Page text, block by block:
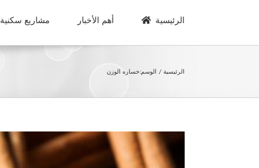
الرئيسية أهم الأخبار مشاريع سكنية
الرئيسية الوسم:خساره الوزن